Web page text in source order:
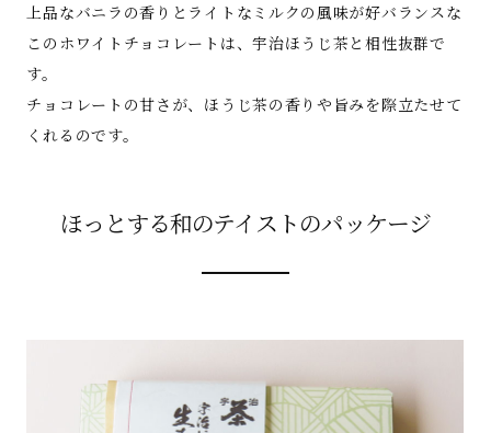
上品なバニラの香りとライトなミルクの風味が好バランスな
このホワイトチョコレートは、宇治ほうじ茶と相性抜群で
す。
チョコレートの甘さが、ほうじ茶の香りや旨みを際立たせて
くれるのです。
ほっとする和のテイストのパッケージ